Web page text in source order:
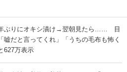
ぶりにオキシ漬け→翌朝見たら…… 目
嘘だと言ってくれ」「うちの毛布も怖く
627万表示